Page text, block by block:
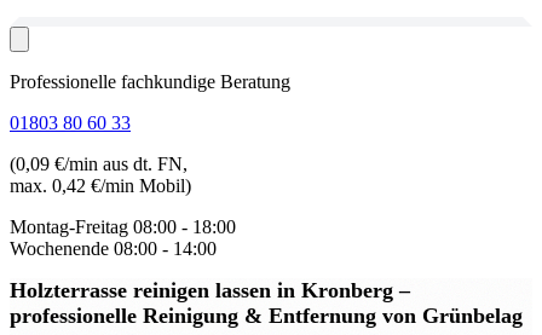
Professionelle fachkundige Beratung
01803 80 60 33
(0,09 €/min aus dt. FN,
max. 0,42 €/min Mobil)
Montag-Freitag 08:00 - 18:00
Wochenende 08:00 - 14:00
Holzterrasse reinigen lassen in Kronberg–
professionelle Reinigung & Entfernung von Grünbelag